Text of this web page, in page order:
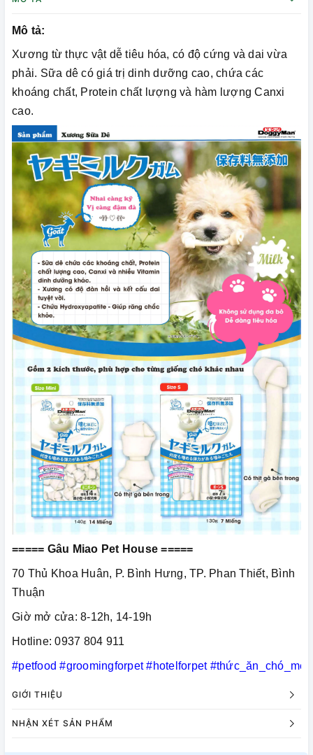
Mô tả:
Xương từ thực vật dễ tiêu hóa, có độ cứng và dai vừa
phải. Sữa dê có giá trị dinh dưỡng cao, chứa các
khoáng chất, Protein chất lượng và hàm lượng Canxi
cao.
===== Gâu Miao Pet House =====
70 Thủ Khoa Huân, P. Bình Hưng, TP. Phan Thiết, Bình
Thuận
Giờ mở cửa: 8-12h, 14-19h
Hotline: 0937 804 911
#petfood #groomingforpet #hotelforpet #thức_ăn_chó_mèo
GIỚI THIỆU
NHẬN XÉT SẢN PHẨM